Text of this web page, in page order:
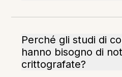
Perché gli studi di
hanno bisogno di
crittografate?